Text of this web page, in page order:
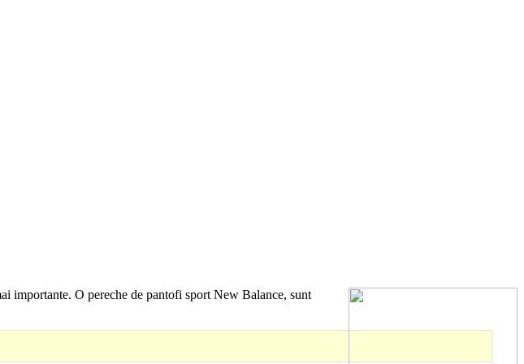
importante. O pereche de pantofi sport New Balance, sunt